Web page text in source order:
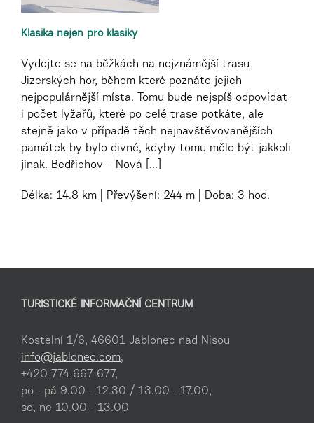
Klasika nejen pro klasiky
Vydejte se na běžkách na nejznámější trasu
Jizerských hor, během které poznáte jejich
nejpopulárnější místa. Tomu bude nejspíš odpovídat
i počet lyžařů, které po celé trase potkáte, ale
stejně jako v případě těch nejnavštěvovanějších
památek by bylo divné, kdyby tomu mělo být jakkoli
jinak. Bedřichov – Nová [...]
Délka: 14.8 km Převýšení: 244 m Doba: 3 hod.
TURISTICKÉ INFORMAČNÍ CENTRUM
Kostelní 1/6, 46601 Jablonec nad Nisou
info@jablonec.com,
+420 774 667 677,
po - pá 9.00 - 12.30 / 13.00 - 17.00,
so, ne 10.00 - 13.00